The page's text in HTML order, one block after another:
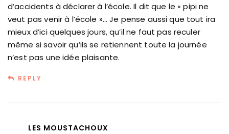
d’accidents à déclarer à l’école. Il dit que le « pipi ne
veut pas venir à l’école »… Je pense aussi que tout ira
mieux d’ici quelques jours, qu’il ne faut pas reculer
même si savoir qu’ils se retiennent toute la journée
n’est pas une idée plaisante.
REPLY
LES MOUSTACHOUX